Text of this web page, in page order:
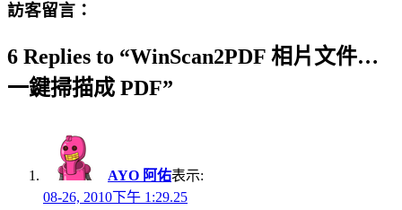
訪客留言：
6 Replies to “WinScan2PDF 相片文件…
一鍵掃描成 PDF”
AYO 阿佑表示:
08-26, 2010下午 1:29.25